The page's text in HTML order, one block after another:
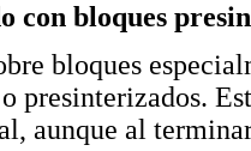
con bloques
bloques
presinterizados.
aunque al